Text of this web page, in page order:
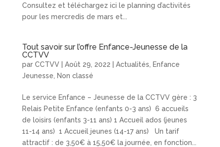
Consultez et téléchargez ici le planning d’activités
pour les mercredis de mars et...
Tout savoir sur l’offre Enfance-Jeunesse de la
CCTVV
par CCTVV| Août 29, 2022 Actualités
Enfance
Jeunesse
Non classé
Le service Enfance – Jeunesse de la CCTVV gère : 3
Relais Petite Enfance (enfants 0-3 ans) 6 accueils
de loisirs (enfants 3-11 ans) 1 Accueil ados (jeunes
11-14 ans) 1 Accueil jeunes (14-17 ans) Un tarif
attractif : de 3,50€ à 15,50€ la journée, en fonction...